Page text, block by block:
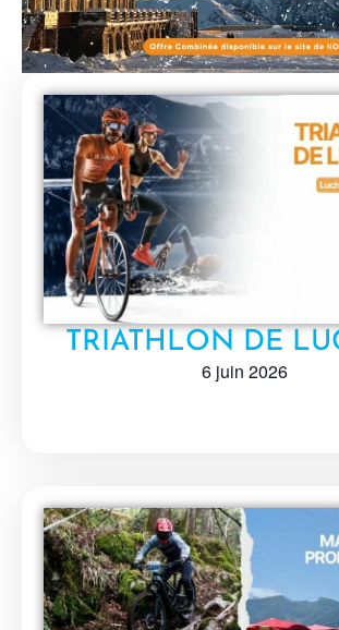
TRIATHLON DE
6 juin 2026